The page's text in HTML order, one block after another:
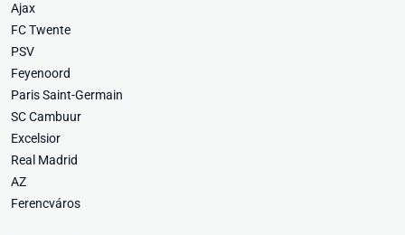
Ajax
FC Twente
PSV
Feyenoord
Paris Saint-Germain
SC Cambuur
Excelsior
Real Madrid
AZ
Ferencváros